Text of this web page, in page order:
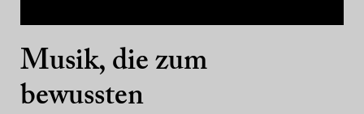
Musik, die zum
bewussten